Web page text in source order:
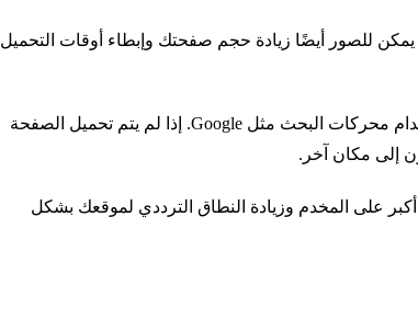
للصور أيضًا زيادة حجم صفحتك وإبطاء أوقات التحميل
هذا أمر محبط للزوار ويمكن أن يقلل ترتيب صفحتك باستخدام محركات البحث مثل Google. إذا لم يتم تحميل الصفحة
على المخدم وزيادة النطاق الترددي لموقعك بشكل